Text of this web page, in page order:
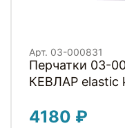
Арт. 03-000831
Перчатки 03-
КЕВЛАР elastic
экстримальнх
4180 ₽